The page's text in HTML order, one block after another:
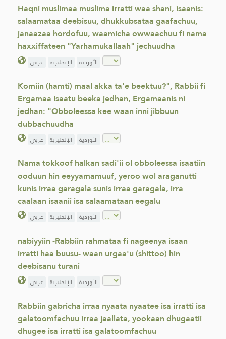
Haqni muslimaa muslima irratti waa shani, isaanis:
salaamataa deebisuu, dhukkubsataa gaafachuu,
janaazaa hordofuu, waamicha owwaachuu fi nama
haxxiffateen "Yarhamukallaah" jechuudha
عربي الإنجليزية الأوردية
Komiin (hamti) maal akka ta'e beektuu?", Rabbii fi
Ergamaa Isaatu beeka jedhan, Ergamaanis ni
jedhan: "Obboleessa kee waan inni jibbuun
dubbachuudha
عربي الإنجليزية الأوردية
Nama tokkoof halkan sadi'ii ol obboleessa isaatiin
ooduun hin eeyyamamuuf, yeroo wol araganutti
kunis irraa garagala sunis irraa garagala, irra
caalaan isaanii isa salaamataan eegalu
عربي الإنجليزية الأوردية
nabiyyiin -Rabbiin rahmataa fi nageenya isaan
irratti haa buusu- waan urgaa'u (shittoo) hin
deebisanu turani
عربي الإنجليزية الأوردية
Rabbiin gabricha irraa nyaata nyaatee isa irratti isa
galatoomfachuu irraa jaallata, yookaan dhugaatii
dhugee isa irratti isa galatoomfachuu